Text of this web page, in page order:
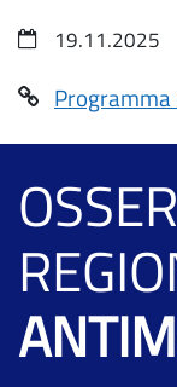
19.11.2025